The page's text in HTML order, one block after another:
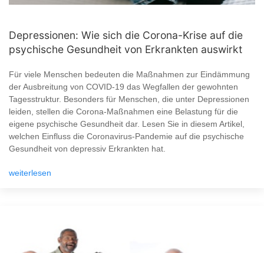
Depressionen: Wie sich die Corona-Krise auf die
psychische Gesundheit von Erkrankten auswirkt
Für viele Menschen bedeuten die Maßnahmen zur Eindämmung
der Ausbreitung von COVID-19 das Wegfallen der gewohnten
Tagesstruktur. Besonders für Menschen, die unter Depressionen
leiden, stellen die Corona-Maßnahmen eine Belastung für die
eigene psychische Gesundheit dar. Lesen Sie in diesem Artikel,
welchen Einfluss die Coronavirus-Pandemie auf die psychische
Gesundheit von depressiv Erkrankten hat.
weiterlesen